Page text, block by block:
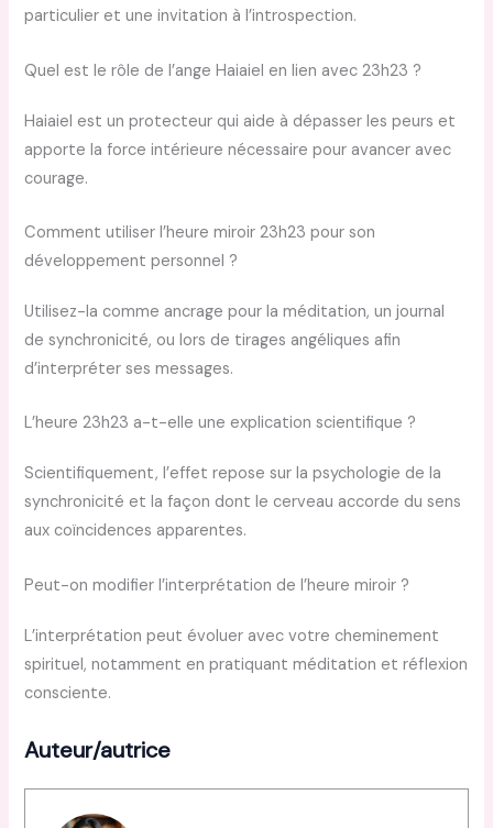
particulier et une invitation à l’introspection.
Quel est le rôle de l’ange Haiaiel en lien avec 23h23 ?
Haiaiel est un protecteur qui aide à dépasser les peurs et
apporte la force intérieure nécessaire pour avancer avec
courage.
Comment utiliser l’heure miroir 23h23 pour son
développement personnel ?
Utilisez-la comme ancrage pour la méditation, un journal
de synchronicité, ou lors de tirages angéliques afin
d’interpréter ses messages.
L’heure 23h23 a-t-elle une explication scientifique ?
Scientifiquement, l’effet repose sur la psychologie de la
synchronicité et la façon dont le cerveau accorde du sens
aux coïncidences apparentes.
Peut-on modifier l’interprétation de l’heure miroir ?
L’interprétation peut évoluer avec votre cheminement
spirituel, notamment en pratiquant méditation et réflexion
consciente.
Auteur/autrice